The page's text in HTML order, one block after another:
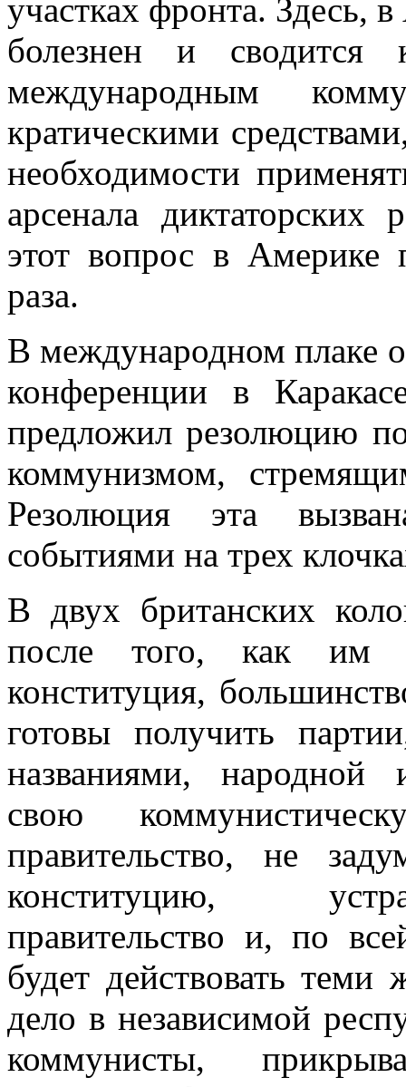
участках фронта. Здесь,
болезнен и
международным
кратическими
необходимости
арсенала
этот вопрос в Америке
раза.
В международном плаке
конференции в
предложил резолюцию
коммунизмом,
Резолюция эта
событиями на трех
В двух британских
после того, как им
конституция,
готовы получить
названиями, народной
свою
правительство, не
конституцию,
правительство и, по
будет действовать
дело в независимой
коммунисты,